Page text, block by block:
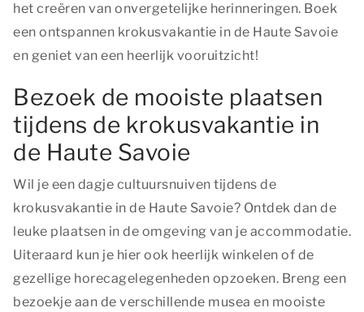
het creëren van onvergetelijke herinneringen. Boek
een ontspannen krokusvakantie in de Haute Savoie
en geniet van een heerlijk vooruitzicht!
Bezoek de mooiste plaatsen
tijdens de krokusvakantie in
de Haute Savoie
Wil je een dagje cultuursnuiven tijdens de
krokusvakantie in de Haute Savoie? Ontdek dan de
leuke plaatsen in de omgeving van je accommodatie.
Uiteraard kun je hier ook heerlijk winkelen of de
gezellige horecagelegenheden opzoeken. Breng een
bezoekje aan de verschillende musea en mooiste